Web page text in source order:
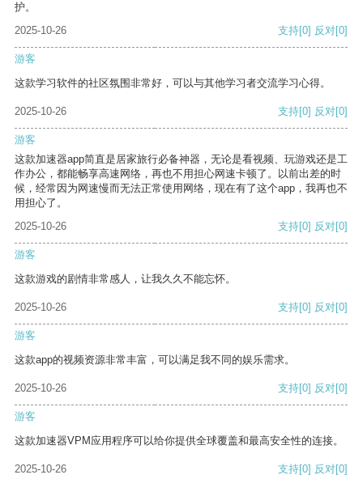
护。
2025-10-26
支持[0] 反对[0]
游客
这款学习软件的社区氛围非常好，可以与其他学习者交流学习心得。
2025-10-26 支持[0] 反对[0]
游客
这款加速器app简直是居家旅行必备神器，无论是看视频、玩游戏还是工
作办公，都能畅享高速网络，再也不用担心网速卡顿了。以前出差的时
候，经常因为网速慢而无法正常使用网络，现在有了这个app，我再也不
用担心了。
2025-10-26
支持[0] 反对[0]
游客
这款游戏的剧情非常感人，让我久久不能忘怀。
2025-10-26 支持[0] 反对[0]
游客
这款app的视频资源非常丰富，可以满足我不同的娱乐需求。
2025-10-26 支持[0] 反对[0]
游客
这款加速器VPM应用程序可以给你提供全球覆盖和最高安全性的连接。
2025-10-26 支持[0] 反对[0]